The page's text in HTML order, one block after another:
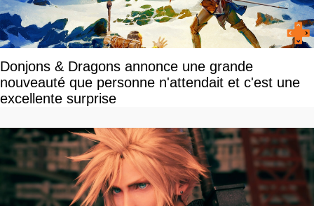
Donjons & Dragons annonce une grande
nouveauté que personne n'attendait et c'est une
excellente surprise